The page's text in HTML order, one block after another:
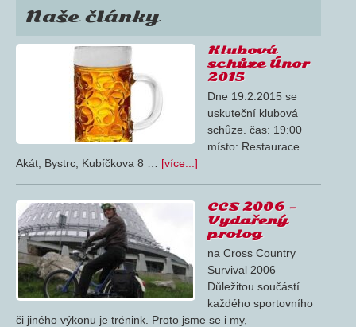
Naše články
Klubová
schůze Únor
2015
Dne 19.2.2015 se
uskuteční klubová
schůze. čas: 19:00
místo: Restaurace
Akát, Bystrc, Kubíčkova 8 … [více...]
CCS 2006 –
Vydařený
prolog
na Cross Country
Survival 2006
Důležitou součástí
každého sportovního
či jiného výkonu je trénink. Proto jsme se i my,